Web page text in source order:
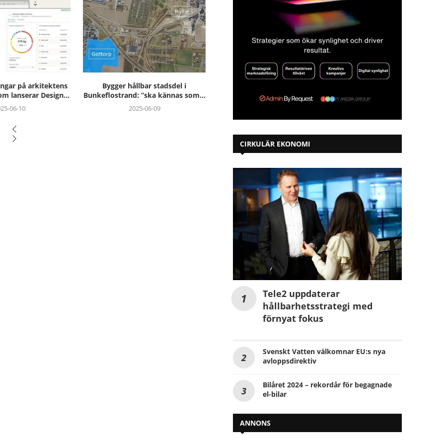
stadsdel i
”ska kännas som...
06-09
Hogia blir första svenska partner
till Nordic PropTech...
2025-05-28
hyran och klimatpåverkan
CIRKULÄR EKONOMI
Tele2 uppdaterar
hållbarhetsstrategi med
förnyat fokus
Svenskt Vatten välkomnar EU:s nya
avloppsdirektiv
Bilåret 2024 – rekordår för begagnade
el-bilar
ANNONS